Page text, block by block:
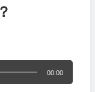
00:00